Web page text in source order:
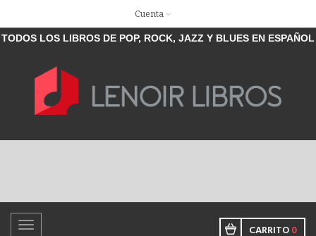
Cuenta
TODOS LOS LIBROS DE POP, ROCK, JAZZ Y BLUES EN ESPAÑOL
CARRITO0
Toggle